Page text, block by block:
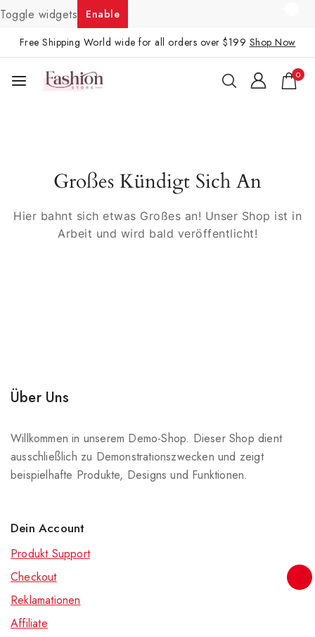
Toggle widgets
Enable
Free Shipping World wide for all orders over $199 Shop Now
0
Großes Kündigt Sich An
Hier bahnt sich etwas Großes an! Unser Shop ist in
Arbeit und wird bald veröffentlicht!
Über Uns
Willkommen in unserem Demo-Shop. Dieser Shop dient
ausschließlich zu Demonstrationszwecken und zeigt
beispielhafte Produkte, Designs und Funktionen.
Dein Account
Produkt Support
Checkout
Reklamationen
Affiliate